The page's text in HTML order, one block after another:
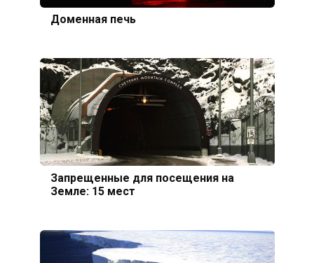
Доменная печь
Запрещенные для посещения на
Земле: 15 мест